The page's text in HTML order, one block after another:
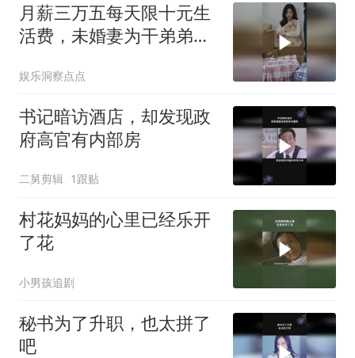
月薪三万五每天限十元生
活费，未婚妻为干弟弟买
娱乐洞察点点
书记暗访酒店，却发现政
府高官有内部房
二舅剪辑 1跟贴
村花妈妈的心里已经乐开
了花
小男孩追剧
秘书为了升职，也太拼了
吧